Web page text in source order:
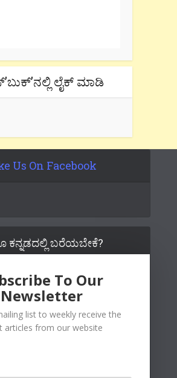
ಲೈಕ್ ಮಾಡಿ
Us On Facebook
ಕನ್ನಡದಲ್ಲಿ ಬರೆಯಬೇಕೆ?
To Our
Newsletter
list to weekly receive the
articles from our website